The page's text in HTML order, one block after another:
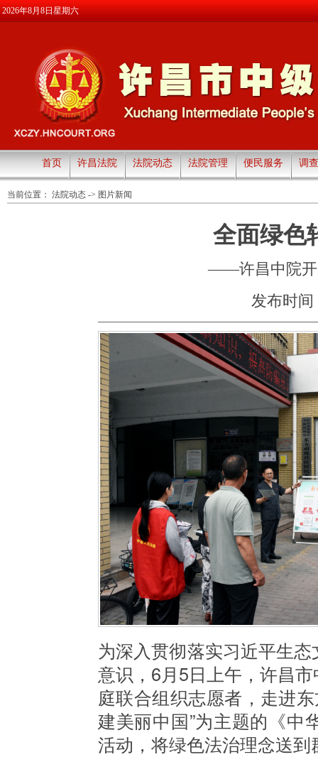
2026年8月8日星期六
首页 许昌法院 法院动态 法院管理 便民服务 调
当前位置： 法院动态 -> 图片新闻
全面绿色
——许昌中院开
发布时间
为深入贯彻落实习近平生
意识， 6月5日上午，许昌
庭联合组织志愿者，走进
建美丽中国”为主题的《中
活动，将绿色法治理念送到